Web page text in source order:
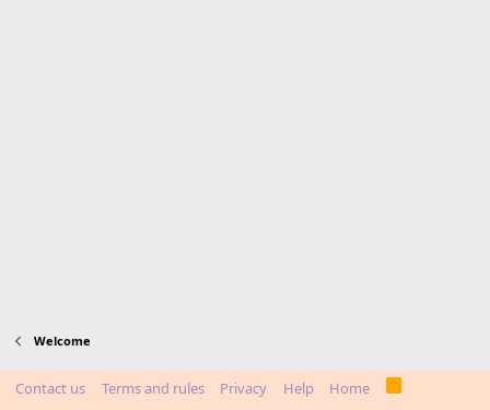
Welcome
Contact us Terms and rules Privacy Help Home